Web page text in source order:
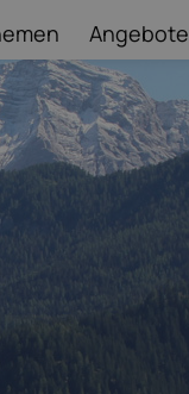
Angebote